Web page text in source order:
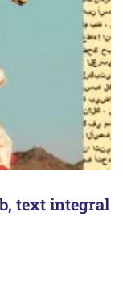
text integral